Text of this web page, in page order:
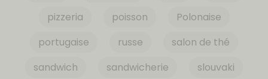
pizzeria
poisson
Polonaise
portugaise
russe
salon de thé
sandwich
sandwicherie
slouvaki